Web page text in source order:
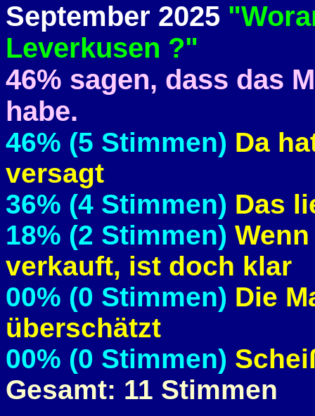
September 2025
Leverkusen ?"
46% sagen, dass das
habe.
46% (5 Stimmen) Da
versagt
36% (4 Stimmen) Das
18% (2 Stimmen)
verkauft, ist doch klar
00% (0 Stimmen) Die
überschätzt
00% (0 Stimmen)
Gesamt: 11 Stimmen